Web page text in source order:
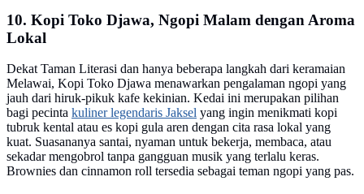
10. Kopi Toko Djawa, Ngopi Malam dengan Aroma
Lokal
Dekat Taman Literasi dan hanya beberapa langkah dari keramaian
Melawai, Kopi Toko Djawa menawarkan pengalaman ngopi yang
jauh dari hiruk-pikuk kafe kekinian. Kedai ini merupakan pilihan
bagi pecinta kuliner legendaris Jaksel yang ingin menikmati kopi
tubruk kental atau es kopi gula aren dengan cita rasa lokal yang
kuat. Suasananya santai, nyaman untuk bekerja, membaca, atau
sekadar mengobrol tanpa gangguan musik yang terlalu keras.
Brownies dan cinnamon roll tersedia sebagai teman ngopi yang pas.